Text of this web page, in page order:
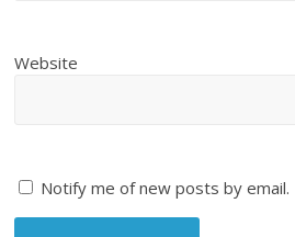
Website
Notify me of new posts by email.